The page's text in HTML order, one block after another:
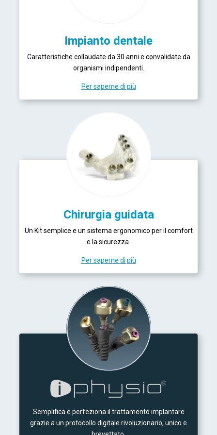
Impianto dentale
Caratteristiche collaudate da 30 anni e convalidate da
organismi indipendenti.
Per saperne di più
Chirurgia guidata
Un Kit semplice e un sistema ergonomico per il comfort
e la sicurezza.
Per saperne di più
Semplifica e perfeziona il trattamento implantare
grazie a un protocollo digitale rivoluzionario, unico e